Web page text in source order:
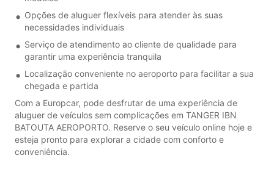
Opções de aluguer flexíveis para atender às suas
necessidades individuais
Serviço de atendimento ao cliente de qualidade para
garantir uma experiência tranquila
Localização conveniente no aeroporto para facilitar a sua
chegada e partida
Com a Europcar, pode desfrutar de uma experiência de
aluguer de veículos sem complicações em TANGER IBN
BATOUTA AEROPORTO. Reserve o seu veículo online hoje e
esteja pronto para explorar a cidade com conforto e
conveniência.